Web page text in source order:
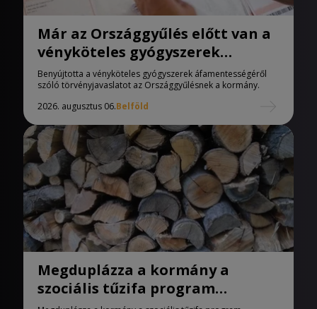
Már az Országgyűlés előtt van a
vényköteles gyógyszerek
áfamentességéről szóló
törvényjavaslat
Benyújtotta a vényköteles gyógyszerek áfamentességéről
szóló törvényjavaslatot az Országgyűlésnek a kormány.
2026. augusztus 06.Belföld
Megduplázza a kormány a
szociális tűzifa program